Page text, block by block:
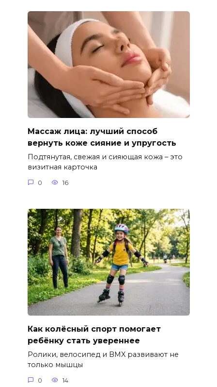
Массаж лица: лучший способ
вернуть коже сияние и упругость
Подтянутая, свежая и сияющая кожа – это
визитная карточка
0 16
Как колёсный спорт помогает
ребёнку стать увереннее
Ролики, велосипед и BMX развивают не
только мышцы
0 14